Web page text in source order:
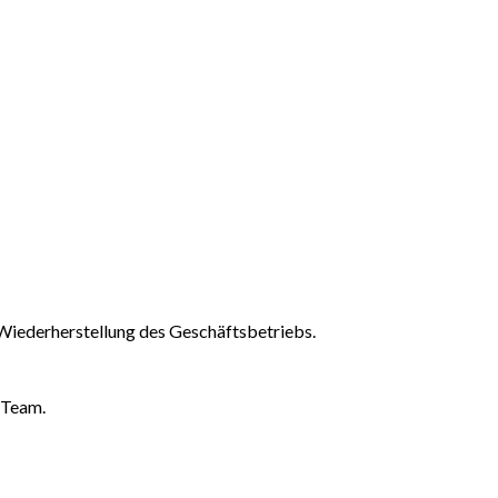
des Geschäftsbetriebs.